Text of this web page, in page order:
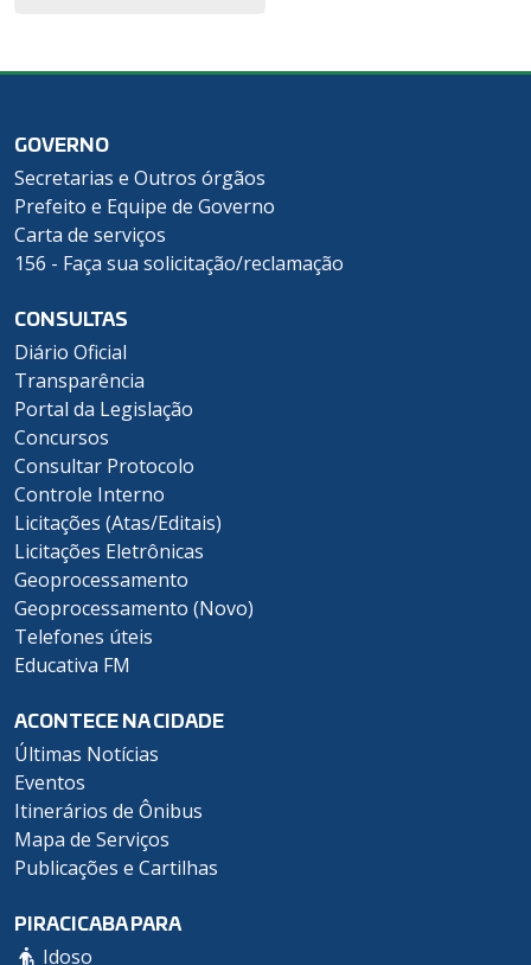
GOVERNO
Secretarias e Outros órgãos
Prefeito e Equipe de Governo
Carta de serviços
156 - Faça sua solicitação/reclamação
CONSULTAS
Diário Oficial
Transparência
Portal da Legislação
Concursos
Consultar Protocolo
Controle Interno
Licitações (Atas/Editais)
Licitações Eletrônicas
Geoprocessamento
Geoprocessamento (Novo)
Telefones úteis
Educativa FM
ACONTECE NA CIDADE
Últimas Notícias
Eventos
Itinerários de Ônibus
Mapa de Serviços
Publicações e Cartilhas
PIRACICABA PARA
Idoso